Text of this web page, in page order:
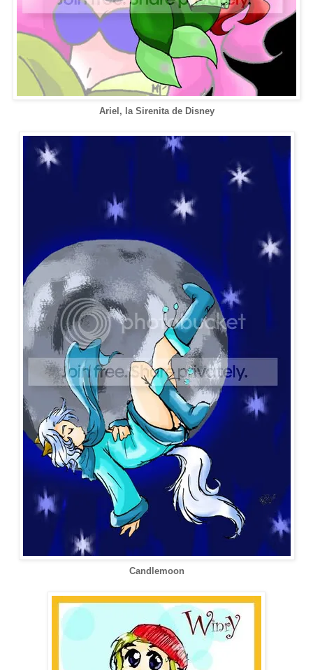
Ariel, la Sirenita de Disney
Candlemoon